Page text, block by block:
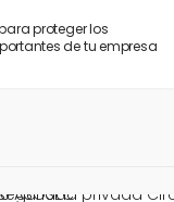
proteger los
de tu empresa